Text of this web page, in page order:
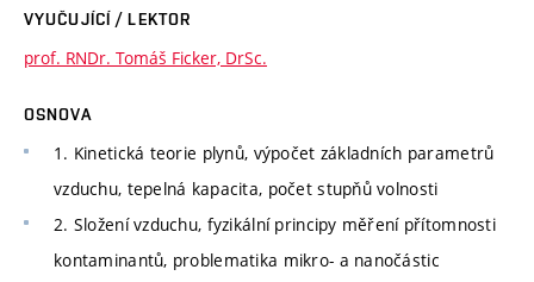
VYUČUJÍCÍ / LEKTOR
prof. RNDr. Tomáš Ficker, DrSc.
OSNOVA
1. Kinetická teorie plynů, výpočet základních parametrů
vzduchu, tepelná kapacita, počet stupňů volnosti
2. Složení vzduchu, fyzikální principy měření přítomnosti
kontaminantů, problematika mikro- a nanočástic